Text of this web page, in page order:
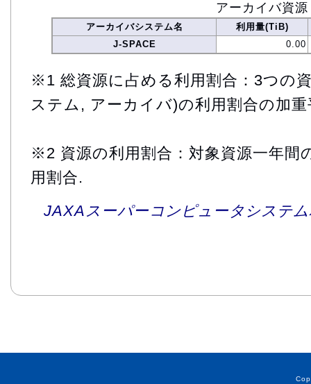
アーカイバ資源
アーカイバシステム名
利用量(TiB)
J-SPACE
0.00
※1 総資源に占める利用割合：3つの
ステム, アーカイバ)の利用割合の加重
※2 資源の利用割合：対象資源一年間
用割合.
JAXAスーパーコンピュータシステ